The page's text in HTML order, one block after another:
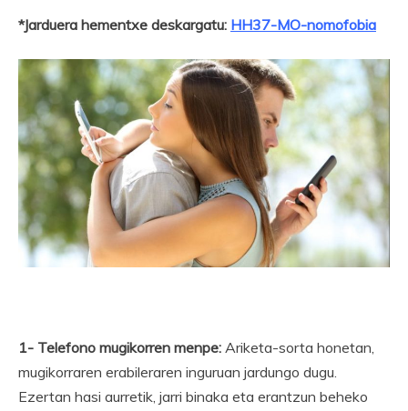
*Jarduera hementxe deskargatu: HH37-MO-nomofobia
1- Telefono mugikorren menpe: Ariketa-sorta honetan,
mugikorraren erabileraren inguruan jardungo dugu.
Ezertan hasi aurretik, jarri binaka eta erantzun beheko